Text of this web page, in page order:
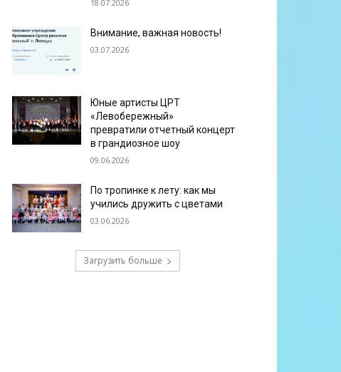
18.07.2026
Внимание, важная новость!
03.07.2026
Юные артисты ЦРТ
«Левобережный»
превратили отчетный концерт
в грандиозное шоу
09.06.2026
По тропинке к лету: как мы
учились дружить с цветами
03.06.2026
Загрузить больше